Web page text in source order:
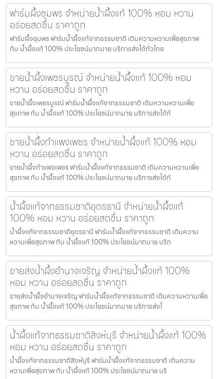
ฟาร์มผึ้งชุมพร จำหน่ายน้ำผึ้งแท้ 100% หอม หวาน
อร่อยสดชื่น ราคาถูก
ฟาร์มผึ้งชุมพร ฟาร์มน้ำผึ้งแท้จากธรรมชาติ เติมความหวานเพื่อสุขภาพ
กับ น้ำผึ้งแท้ 100% ประโยชน์มากมาย บริการส่งได้ทั่วไทย
ขายน้ำผึ้งเพชรบูรณ์ จำหน่ายน้ำผึ้งแท้ 100% หอม
หวาน อร่อยสดชื่น ราคาถูก
ขายน้ำผึ้งเพชรบูรณ์ ฟาร์มน้ำผึ้งแท้จากธรรมชาติ เติมความหวานเพื่อ
สุขภาพ กับ น้ำผึ้งแท้ 100% ประโยชน์มากมาย บริการส่งได้ทั
ขายน้ำผึ้งกำแพงเพชร จำหน่ายน้ำผึ้งแท้ 100% หอม
หวาน อร่อยสดชื่น ราคาถูก
ขายน้ำผึ้งกำแพงเพชร ฟาร์มน้ำผึ้งแท้จากธรรมชาติ เติมความหวานเพื่อ
สุขภาพ กับ น้ำผึ้งแท้ 100% ประโยชน์มากมาย บริการส่งได้ทั
น้ำผึ้งแท้จากธรรมชาติอุดรธานี จำหน่ายน้ำผึ้งแท้
100% หอม หวาน อร่อยสดชื่น ราคาถูก
น้ำผึ้งแท้จากธรรมชาติอุดรธานี ฟาร์มน้ำผึ้งแท้จากธรรมชาติ เติมความ
หวานเพื่อสุขภาพ กับ น้ำผึ้งแท้ 100% ประโยชน์มากมาย บริก
ขายส่งน้ำผึ้งอำนาจเจริญ จำหน่ายน้ำผึ้งแท้ 100%
หอม หวาน อร่อยสดชื่น ราคาถูก
ขายส่งน้ำผึ้งอำนาจเจริญ ฟาร์มน้ำผึ้งแท้จากธรรมชาติ เติมความหวานเพื่อ
สุขภาพ กับ น้ำผึ้งแท้ 100% ประโยชน์มากมาย บริการส่งไ
น้ำผึ้งแท้จากธรรมชาติสิงห์บุรี จำหน่ายน้ำผึ้งแท้ 100%
หอม หวาน อร่อยสดชื่น ราคาถูก
น้ำผึ้งแท้จากธรรมชาติสิงห์บุรี ฟาร์มน้ำผึ้งแท้จากธรรมชาติ เติมความ
หวานเพื่อสุขภาพ กับ น้ำผึ้งแท้ 100% ประโยชน์มากมาย บริ